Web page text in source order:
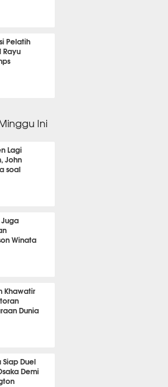
Pelatih
Rayu
Ini
Lagi
John
soal
Winata
Khawatir
Dunia
Duel
Demi